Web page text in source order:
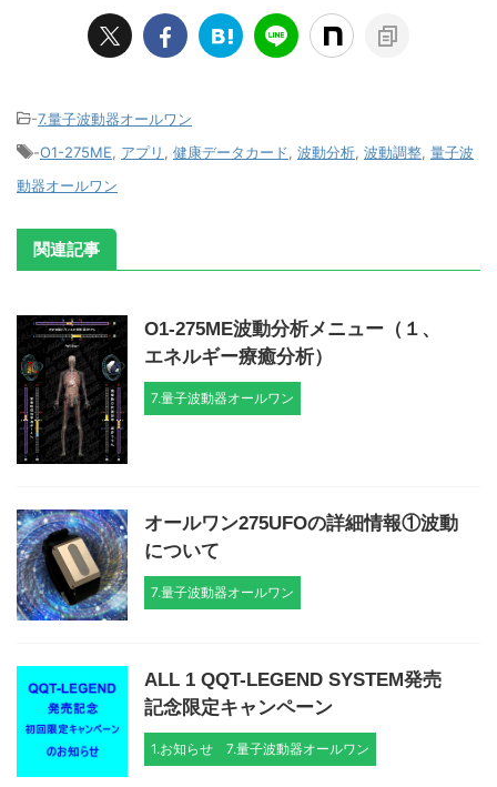
-7.量子波動器オールワン
-O1-275ME アプリ 健康データカード 波動分析 波動調整 量子波
動器オールワン
関連記事
O1-275ME波動分析メニュー（１、
エネルギー療癒分析）
7.量子波動器オールワン
オールワン275UFOの詳細情報①波動
について
7.量子波動器オールワン
ALL 1 QQT-LEGEND SYSTEM発売
記念限定キャンペーン
1.お知らせ 7.量子波動器オールワン